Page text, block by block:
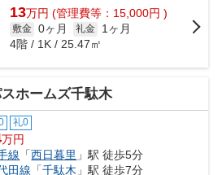
13万円 (管理費等：15,000円 )
敷金 0ヶ月 礼金
1ヶ月
4階 / 1K / 25.47㎡
ホームズ千駄木
礼0
万円
線 「西日暮里 」駅 徒歩5分
田線 「千駄木 」駅 徒歩7分